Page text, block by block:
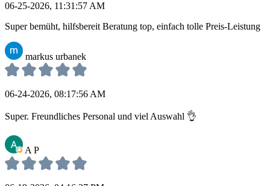
06-25-2026, 11:31:57 AM
Super bemüht, hilfsbereit Beratung top, einfach tolle Preis-Leistung
markus urbanek
06-24-2026, 08:17:56 AM
Super. Freundliches Personal und viel Auswahl 👌
A P